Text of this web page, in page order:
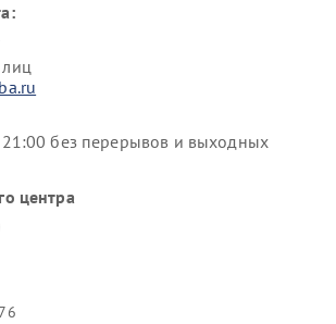
без перерывов и выходных
центра